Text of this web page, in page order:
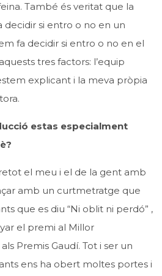
També és veritat que la
decidir si entro o no en un
fa decidir si entro o no en el
tres factors: l’equip
explicant i la meva pròpia
estas especialment
el meu i el de la gent amb
amb un curtmetratge que
que es diu “Ni oblit ni perdó” ,
el premi al Millor
Premis Gaudí. Tot i ser un
ens ha obert moltes portes i